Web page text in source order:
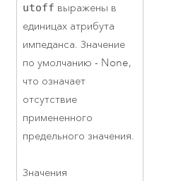
utoff выражены в
единицах атрибута
импеданса. Значение
по умолчанию - None,
что означает
отсутствие
примененного
предельного значения.
Значения